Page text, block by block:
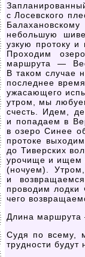
с Лосевского
Балахановскому
небольшую
узкую протоку
Проходим
маршрута —
В таком случае
последнее
ужасающего
утром, мы
счесть. Идем,
и попадаем в
в озеро Синее
протоке
до Тиверских
урочище и ищем
(ночуем).
и
проводим лодки
чего
Длина маршрута
Судя по всему,
трудности будут